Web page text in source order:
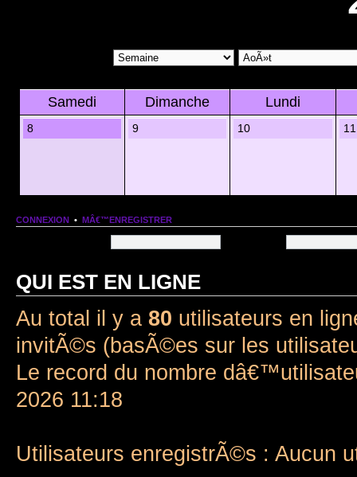
Samedi Dimanche Lundi
8 9 10 11
CONNEXION • MÂ€™ENREGISTRER
QUI EST EN LIGNE
Au total il y a 80 utilisateurs en
invitÃ©s (basÃ©es sur les
Le record du nombre
2026 11:18
Utilisateurs enregistrÃ©s : Aucun